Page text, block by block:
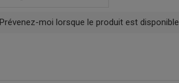
Prévenez-moi lorsque le produit est disponible